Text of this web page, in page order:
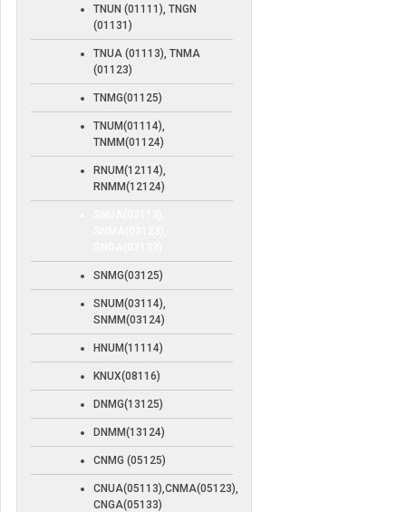
TNUN (01111), TNGN
(01131)
TNUA (01113), TNMA
(01123)
TNMG(01125)
TNUM(01114),
TNMM(01124)
RNUM(12114),
RNMM(12124)
SNMG(03125)
SNUM(03114),
SNMM(03124)
HNUM(11114)
KNUX(08116)
DNMG(13125)
DNMM(13124)
CNMG (05125)
CNUA(05113),CNMA(05123),
CNGA(05133)